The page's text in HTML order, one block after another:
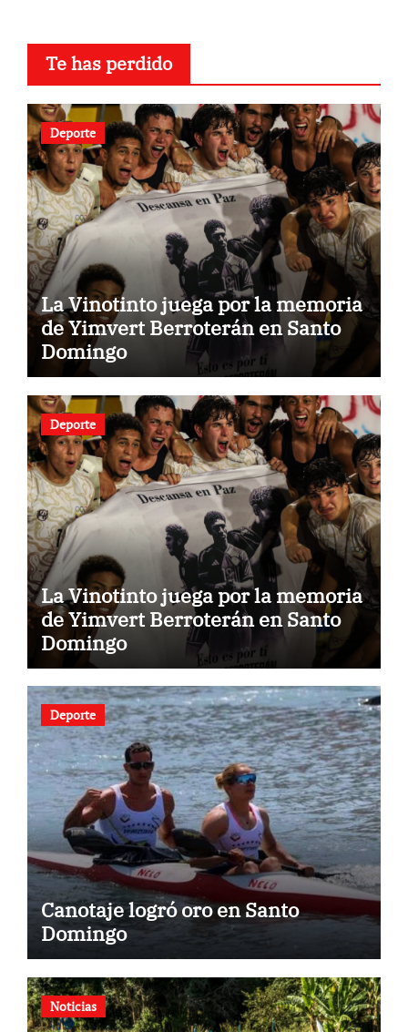
Te has perdido
Deporte
La Vinotinto juega por la memoria
de Yimvert Berroterán en Santo
Domingo
Deporte
La Vinotinto juega por la memoria
de Yimvert Berroterán en Santo
Domingo
Deporte
Canotaje logró oro en Santo
Domingo
Noticias